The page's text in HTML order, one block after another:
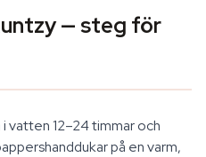
— steg för
vatten 12–24 timmar och
på en varm,